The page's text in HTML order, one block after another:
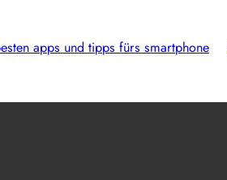
apps und tipps fürs smartphone